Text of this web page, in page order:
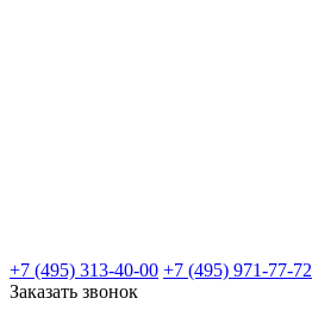
+7 (495) 313-40-00 +7 (495) 971-77-72
Заказать звонок